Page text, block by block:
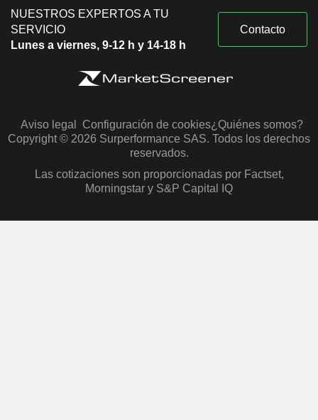
NUESTROS EXPERTOS A TU
SERVICIO
Lunes a viernes, 9-12 h y 14-18 h
Contacto
Aviso legal Configuración de cookies¿Quiénes somos?
Copyright © 2026 Surperformance SAS. Todos los derechos
reservados.
Las cotizaciones son proporcionadas por Factset,
Morningstar y S&P Capital IQ